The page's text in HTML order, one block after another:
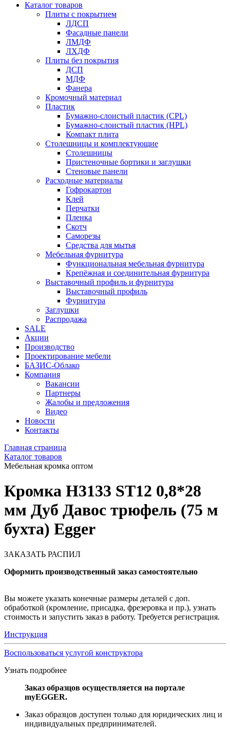
Каталог товаров
Плиты с покрытием
ЛДСП
Фасадные панели
ЛМДФ
ЛХДФ
Плиты без покрытия
ДСП
МДФ
Фанера
Кромочный материал
Пластик
Бумажно-слоистый пластик (CPL)
Бумажно-слоистый пластик (HPL)
Компакт плита
Столешницы и комплектующие
Столешницы
Пристеночные бортики и заглушки
Стеновые панели
Расходные материалы
Гофрокартон
Клей
Перчатки
Пленка
Скотч
Саморезы
Средства для мытья
Мебельная фурнитура
Функциональная мебельная фурнитура
Крепёжная и соединительная фурнитура
Выставочный профиль и фурнитура
Выставочный профиль
Фурнитура
Заглушки
Распродажа
SALE
Акции
Производство
Проектирование мебели
БАЗИС-Облако
Компания
Вакансии
Партнеры
Жалобы и предложения
Видео
Новости
Контакты
Главная страница
Каталог товаров
Мебельная кромка оптом
Кромка H3133 ST12 0,8*28
мм Дуб Давос трюфель (75 м
бухта) Egger
ЗАКАЗАТЬ РАСПИЛ
Оформить производственный заказ самостоятельно
Вы можете указать конечные размеры деталей с доп.
обработкой (кромление, присадка, фрезеровка и пр.), узнать
стоимость и запустить заказ в работу. Требуется регистрация.
Инструкция
Воспользоваться услугой конструктора
Узнать подробнее
Заказ образцов осуществляется на портале
myEGGER.
Заказ образцов доступен только для юридических лиц и
индивидуальных предпринимателей.